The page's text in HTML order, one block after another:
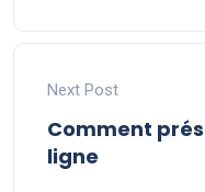
Next Post
Comment
ligne